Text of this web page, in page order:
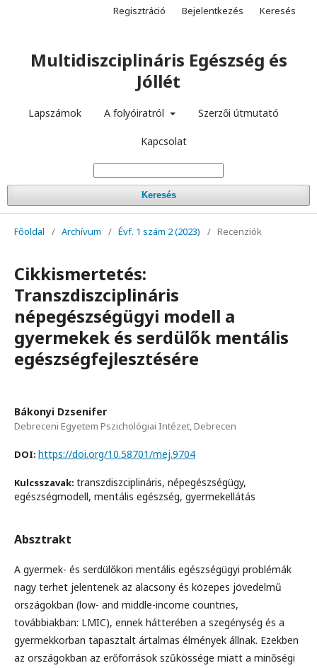
Multidiszciplináris Egészség és
Jóllét
Lapszámok A folyóiratról Szerzői útmutató
Kapcsolat
Keresés
Regisztráció Bejelentkezés Keresés
Főoldal / Archívum / Évf. 1 szám 2 (2023) / Recenziók
Cikkismertetés:
Transzdiszciplináris
népegészségügyi modell a
gyermekek és serdülők mentális
egészségfejlesztésére
Bákonyi Dzsenifer
Debreceni Egyetem Pszichológiai Intézet, Debrecen
DOI: https://doi.org/10.58701/mej.9704
Kulcsszavak: transzdiszciplináris, népegészségügy,
egészségmodell, mentális egészség, gyermekellátás
Absztrakt
A gyermek- és serdülőkori mentális egészségügyi problémák
nagy terhet jelentenek az alacsony és közepes jövedelmű
országokban (low- and middle-income countries,
továbbiakban: LMIC), ennek hátterében a szegénység és a
gyermekkorban tapasztalt ártalmas élmények állnak. Ezekben
az országokban az erőforrások szűkössége miatt a minőségi